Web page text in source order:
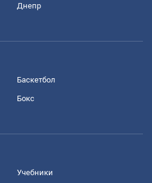
Днепр
Баскетбол
Бокс
Учебники